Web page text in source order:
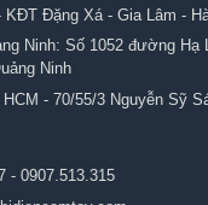
Đặng Xá - Gia Lâm -
Ninh: Số 1052 đường Hạ
Ninh
- 70/55/3 Nguyễn Sỹ
- 0907.513.315